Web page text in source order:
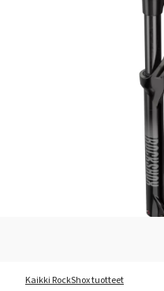
Kaikki RockShox tuotteet